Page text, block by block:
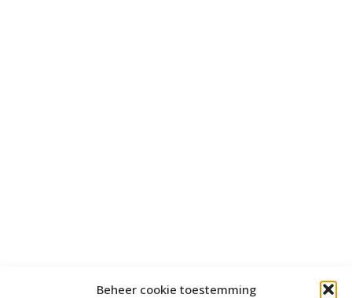
Beheer cookie toestemming